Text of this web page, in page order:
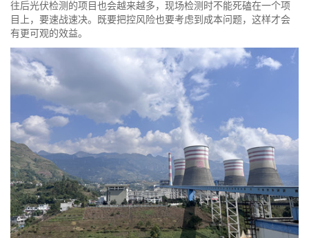
往后光伏检测的项目也会越来越多，现场检测时不能死磕在一个项
目上，要速战速决。既要把控风险也要考虑到成本问题，这样才会
有更可观的效益。